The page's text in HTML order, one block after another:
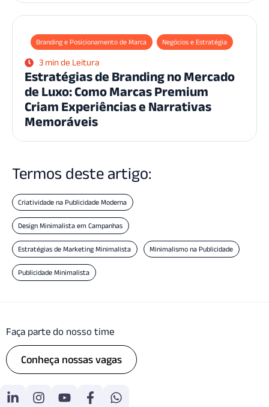
Branding e Posicionamento de Marca Negócios e Estratégia
3 min de Leitura
Estratégias de Branding no Mercado
de Luxo: Como Marcas Premium
Criam Experiências e Narrativas
Memoráveis
Termos deste artigo:
Criatividade na Publicidade Moderna
Design Minimalista em Campanhas
Estratégias de Marketing Minimalista Minimalismo na Publicidade
Publicidade Minimalista
Faça parte do nosso time
Conheça nossas vagas